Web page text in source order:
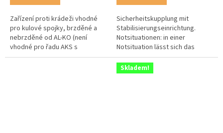
Zařízení proti krádeži vhodné
pro kulové spojky, brzděné a
nebrzděné od AL-KO (není
vhodné pro řadu AKS s
ochranou proti převrácení) a
Sicherheitskupplung mit
Stabilisierungseinrichtung.
Notsituationen: in einer
Notsituation lässt sich das
Gespann mit der AKS schneller
beruhigen. Zudem erlaubt die...
Skladem!